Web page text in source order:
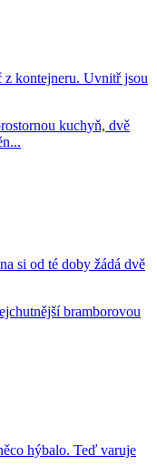
kontejneru. Uvnitř jsou
kuchyň, dvě
si od té doby žádá dvě
bramborovou
hýbalo. Teď varuje